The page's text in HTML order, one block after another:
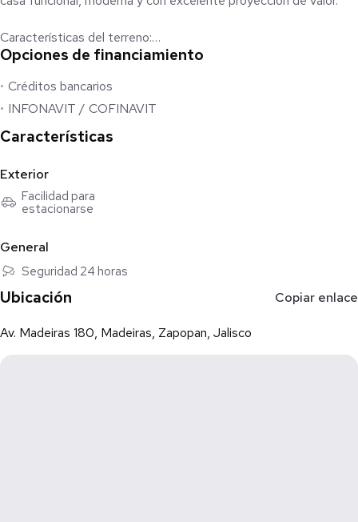
Características del terreno:
• Superficie: 130.44 m²
• Terreno plano, listo para construir
• Ubicación estratégica dentro de zona ordenada y en
constante desarrollo
Beneficios de la zona:
• Amplias áreas verdes y entorno familiar
• Alta demanda y crecimiento sostenido
Opciones de financiamiento
Créditos bancarios
INFONAVIT / COFINAVIT
Características
Exterior
Facilidad para
estacionarse
General
Seguridad 24 horas
Ubicación Copiar enlace
Av. Madeiras 180, Madeiras, Zapopan, Jalisco